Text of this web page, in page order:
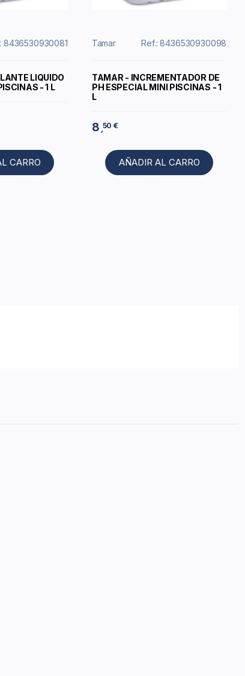
8436530930081
LIQUIDO
- 1 L
CARRO
Tamar Ref.: 8436530930098
TAMAR - INCREMENTADOR DE
PH ESPECIAL MINI PISCINAS - 1
L
8 ,50 €
AÑADIR AL CARRO